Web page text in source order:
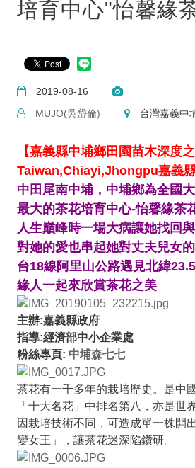
培育中心"怡馨緣
2019-08-16
MUJO(吳岱倫)
台灣嘉義中
【嘉義縣中埔鄉田園苗木深度之
Taiwan,Chiayi,Jhongpu嘉義
中田尾南中埔，中埔鄉為全國
最大的茶花培育中心-怡馨緣茶
人生巔峰時一場大病讓她找回
對她的愛也串起她對丈夫兒女
台18線阿里山公路遇見北緯
緣人一起來欣賞茶花之美
主辦:嘉義縣政府
指導:經濟部中小企業處
粉絲專頁: 中埔森七七
茶花有一千多年的栽培歷史。是中
「十大名花」中排名第八，亦是世
因栽培技術不同，可造成單一株開
變女王」，讓茶花迷深陷鑽研。